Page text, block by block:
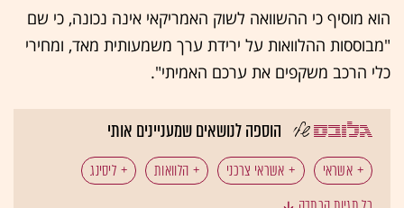
הוא מוסיף כי ההשוואה לשוק האמריקאי אינה נכונה, כי שם
"מבוססות ההלוואות על ירידת ערך משמעותית מאד, ומחירי
כלי הרכב משקפים את ערכם האמיתי".
הוספה לנושאים שמעניינים אותי
אשראי אשראי צרכני הלוואות
ליסינג